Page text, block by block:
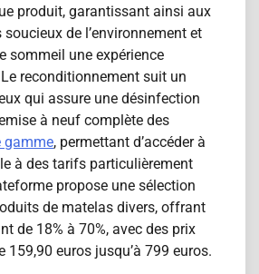
produit, garantissant ainsi aux
de l’environnement et
sommeil une expérience
Le reconditionnement suit un
qui assure une désinfection
à neuf complète des
gamme, permettant d’accéder à
à des tarifs particulièrement
propose une sélection
de matelas divers, offrant
de 18% à 70%, avec des prix
159,90 euros jusqu’à 799 euros.